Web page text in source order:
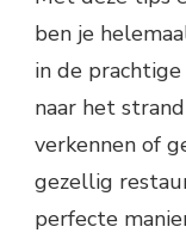
ben je
in de
naar het
verkennen of
gezellig
perfecte